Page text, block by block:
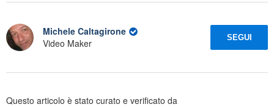
Michele Caltagirone
Video Maker
SEGUI
Questo articolo è stato curato e verificato da